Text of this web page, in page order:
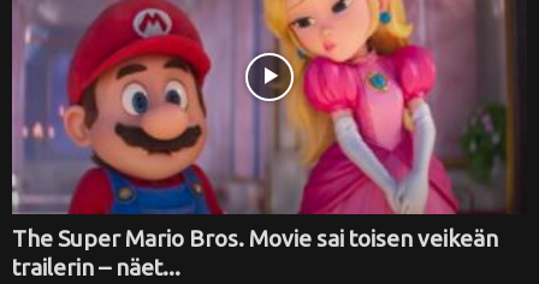
The Super Mario Bros. Movie sai toisen veikeän
trailerin – näet...